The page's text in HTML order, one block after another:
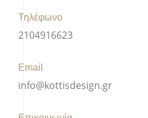
Τηλέφωνο
2104916623
Email
info@kottisdesign.gr